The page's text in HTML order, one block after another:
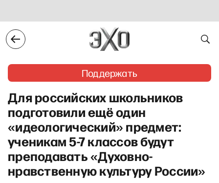
Поддержать
Для российских школьников
подготовили ещё один
«идеологический» предмет:
ученикам 5-7 классов будут
преподавать «Духовно-
нравственную культуру России»